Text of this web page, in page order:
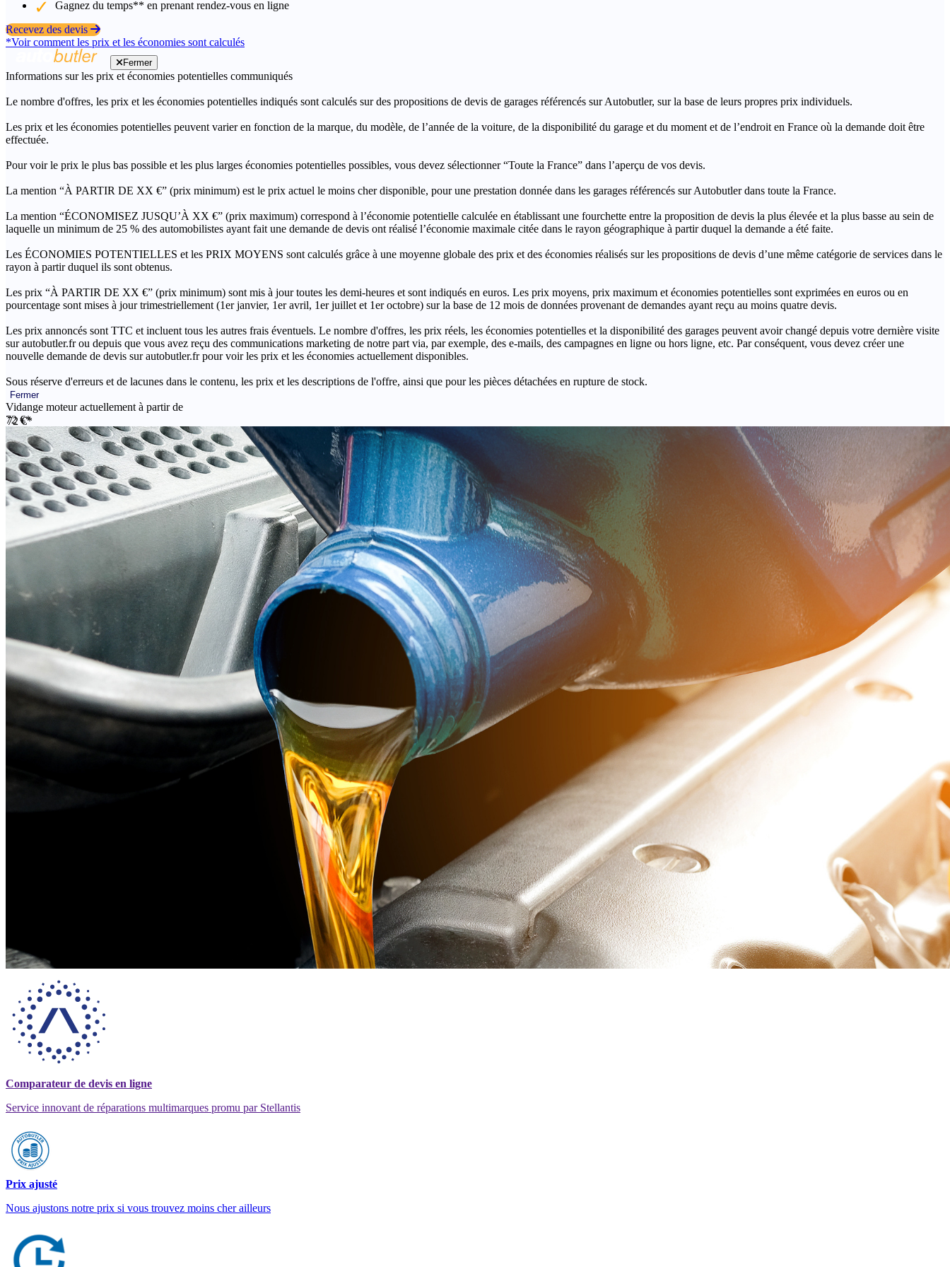
Gagnez du temps** en prenant rendez-vous en ligne
Recevez des devis
*Voir comment les prix et les économies sont calculés
Fermer
Informations sur les prix et économies potentielles communiqués
Le nombre d'offres, les prix et les économies potentielles indiqués sont calculés sur des propositions de devis de garages référencés sur Autobutler, sur la base de leurs propres prix individuels.
Les prix et les économies potentielles peuvent varier en fonction de la marque, du modèle, de l’année de la voiture, de la disponibilité du garage et du moment et de l’endroit en France où la demande doit être
effectuée.
Pour voir le prix le plus bas possible et les plus larges économies potentielles possibles, vous devez sélectionner “Toute la France” dans l’aperçu de vos devis.
La mention “À PARTIR DE XX €” (prix minimum) est le prix actuel le moins cher disponible, pour une prestation donnée dans les garages référencés sur Autobutler dans toute la France.
La mention “ÉCONOMISEZ JUSQU’À XX €” (prix maximum) correspond à l’économie potentielle calculée en établissant une fourchette entre la proposition de devis la plus élevée et la plus basse au sein de
laquelle un minimum de 25 % des automobilistes ayant fait une demande de devis ont réalisé l’économie maximale citée dans le rayon géographique à partir duquel la demande a été faite.
Les ÉCONOMIES POTENTIELLES et les PRIX MOYENS sont calculés grâce à une moyenne globale des prix et des économies réalisés sur les propositions de devis d’une même catégorie de services dans le
rayon à partir duquel ils sont obtenus.
Les prix “À PARTIR DE XX €” (prix minimum) sont mis à jour toutes les demi-heures et sont indiqués en euros. Les prix moyens, prix maximum et économies potentielles sont exprimées en euros ou en
pourcentage sont mises à jour trimestriellement (1er janvier, 1er avril, 1er juillet et 1er octobre) sur la base de 12 mois de données provenant de demandes ayant reçu au moins quatre devis.
Les prix annoncés sont TTC et incluent tous les autres frais éventuels. Le nombre d'offres, les prix réels, les économies potentielles et la disponibilité des garages peuvent avoir changé depuis votre dernière visite
sur autobutler.fr ou depuis que vous avez reçu des communications marketing de notre part via, par exemple, des e-mails, des campagnes en ligne ou hors ligne, etc. Par conséquent, vous devez créer une
nouvelle demande de devis sur autobutler.fr pour voir les prix et les économies actuellement disponibles.
Sous réserve d'erreurs et de lacunes dans le contenu, les prix et les descriptions de l'offre, ainsi que pour les pièces détachées en rupture de stock.
Fermer
Vidange moteur actuellement à partir de
72 €*
Comparateur de devis en ligne
Service innovant de réparations multimarques promu par Stellantis
Prix ajusté
Nous ajustons notre prix si vous trouvez moins cher ailleurs